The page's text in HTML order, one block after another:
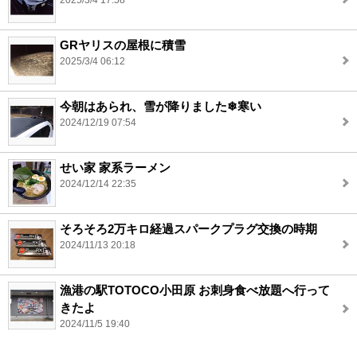
GRヤリスの屋根に積雪
2025/3/4 06:12
今朝はあられ、雪が降りました❄寒い
2024/12/19 07:54
せい家 家系ラーメン
2024/12/14 22:35
そろそろ2万キロ経過スパークプラグ交換の時期
2024/11/13 20:18
漁港の駅TOTOCO小田原 お刺身食べ放題へ行って
きたよ
2024/11/5 19:40